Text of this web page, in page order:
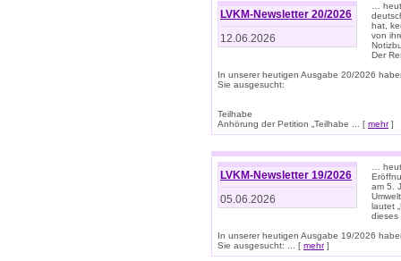
LVKM-Newsletter 20/2026
12.06.2026
…
hat,
von
Der
In unserer heutigen Ausgabe 20/2026
Sie ausgesucht:
Teilhabe
Anhörung der Petition „Teilhabe ... [ mehr]
LVKM-Newsletter 19/2026
05.06.2026
…
am 5.
lautet
dieses
In unserer heutigen Ausgabe 19/2026
Sie ausgesucht: ... [ mehr]